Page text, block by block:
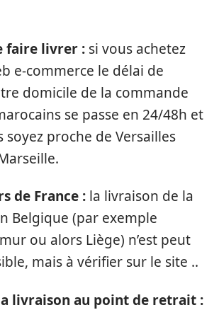
faire livrer : si vous achetez
e-commerce le délai de
domicile de la commande
se passe en 24/48h et
soyez proche de Versailles
de France : la livraison de la
Belgique (par exemple
ou alors Liège) n’est peut
mais à vérifier sur le site ..
livraison au point de retrait :